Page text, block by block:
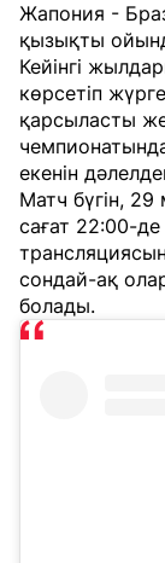
Жапония -
қызықты
Кейінгі
көрсетіп
қарсыласты
екенін
Матч бүгін,
сағат 22:00-
сондай-ақ
болады.